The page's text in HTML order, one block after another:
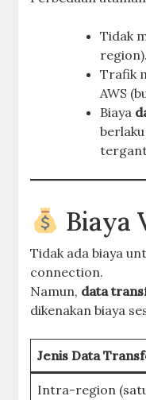
Tidak
region).
Trafik
AWS
Biaya
Biaya
Tidak ada biaya
connection.
Namun, data
dikenakan biaya
Jenis Data
Intra-region